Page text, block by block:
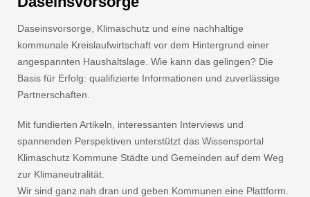
Daseinsvorsorge, Klimaschutz und eine nachhaltige
kommunale Kreislaufwirtschaft vor dem Hintergrund einer
angespannten Haushaltslage. Wie kann das gelingen? Die
Basis für Erfolg: qualifizierte Informationen und zuverlässige
Partnerschaften.
Mit fundierten Artikeln, interessanten Interviews und
spannenden Perspektiven unterstützt das Wissensportal
Klimaschutz Kommune Städte und Gemeinden auf dem Weg
zur Klimaneutralität.
Wir sind ganz nah dran und geben Kommunen eine Plattform.